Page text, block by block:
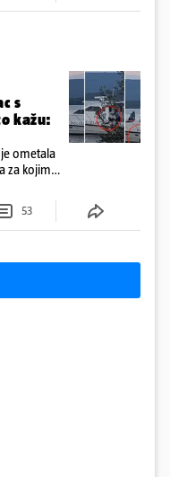
s
kažu:
ometala
za kojim
53